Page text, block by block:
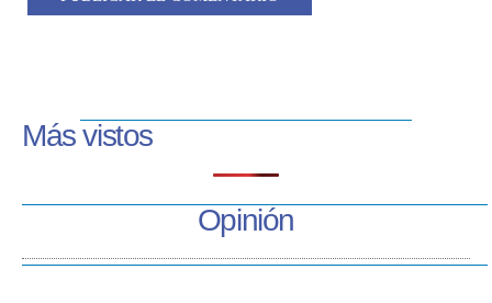
Más vistos
Opinión